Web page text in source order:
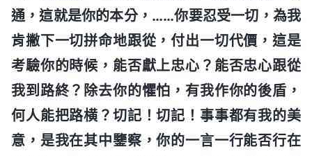
通，這就是你的本分，……你要忍受一切，為我
肯撇下一切拼命地跟從，付出一切代價，這是
考驗你的時候，能否獻上忠心？能否忠心跟從
我到路終？除去你的懼怕，有我作你的後盾，
何人能把路横？切記！切記！事事都有我的美
意，是我在其中鑒察，你的一言一行能否行在